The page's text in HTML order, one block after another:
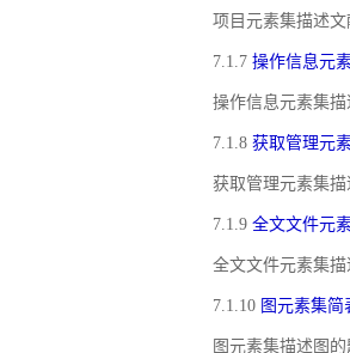
项目元素集描述
7.1.7 操作信息元
操作信息元素集
7.1.8 获取管理元
获取管理元素集
7.1.9 全文文件元
全文文件元素集
7.1.10 图元素集简
图元素集描述图